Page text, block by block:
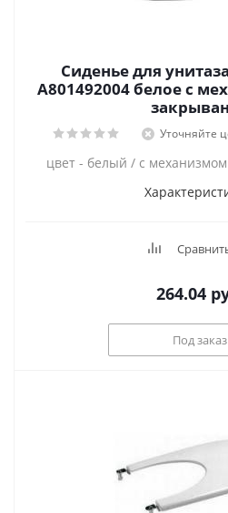
Сиденье для
А801492004 белое с
Уточняйте
цвет - белый / с
264.04
Под заказ